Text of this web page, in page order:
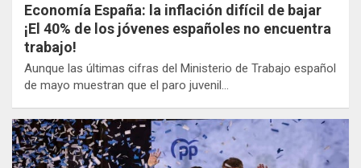
Economía España: la inflación difícil de bajar
¡El 40% de los jóvenes españoles no encuentra
trabajo!
Aunque las últimas cifras del Ministerio de Trabajo español
de mayo muestran que el paro juvenil…